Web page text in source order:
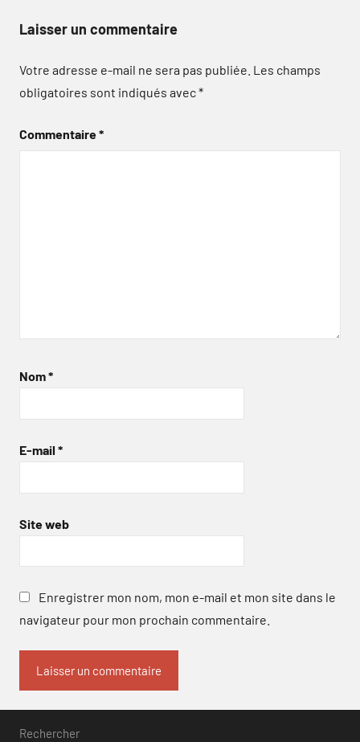
Laisser un commentaire
Votre adresse e-mail ne sera pas publiée. Les champs
obligatoires sont indiqués avec*
Commentaire*
Nom*
E-mail *
Site web
Enregistrer mon nom, mon e-mail et mon site dans le
navigateur pour mon prochain commentaire.
Rechercher